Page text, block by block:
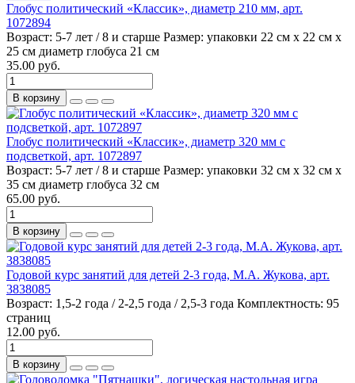
Глобус политический «Классик», диаметр 210 мм, арт.
1072894
Возраст: 5-7 лет / 8 и старше Размер: упаковки 22 см х 22 см х
25 см диаметр глобуса 21 см
35.00 руб.
В корзину
Глобус политический «Классик», диаметр 320 мм с
подсветкой, арт. 1072897
Возраст: 5-7 лет / 8 и старше Размер: упаковки 32 см х 32 см х
35 см диаметр глобуса 32 см
65.00 руб.
В корзину
Годовой курс занятий для детей 2-3 года, М.А. Жукова, арт.
3838085
Возраст: 1,5-2 года / 2-2,5 года / 2,5-3 года Комплектность: 95
страниц
12.00 руб.
В корзину